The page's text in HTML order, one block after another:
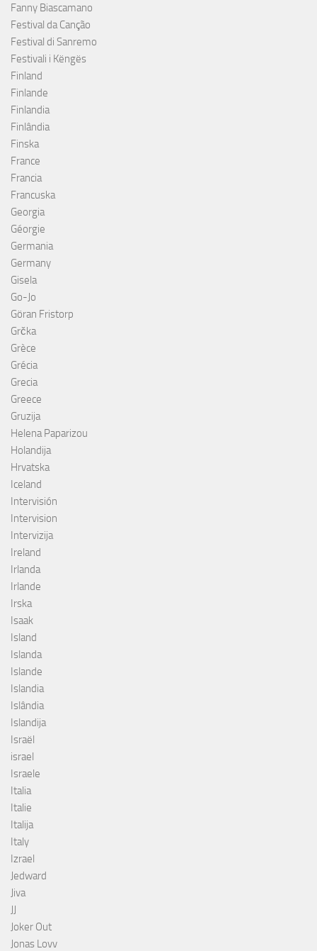
Fanny Biascamano
Festival da Canção
Festival di Sanremo
Festivali i Këngës
Finland
Finlande
Finlandia
Finlândia
Finska
France
Francia
Francuska
Georgia
Géorgie
Germania
Germany
Gisela
Go-Jo
Göran Fristorp
Grčka
Grèce
Grécia
Grecia
Greece
Gruzija
Helena Paparizou
Holandija
Hrvatska
Iceland
Intervisión
Intervision
Intervizija
Ireland
Irlanda
Irlande
Irska
Isaak
Island
Islanda
Islande
Islandia
Islândia
Islandija
Israël
israel
Israele
Italia
Italie
Italija
Italy
Izrael
Jedward
Jiva
JJ
Joker Out
Jonas Lovv